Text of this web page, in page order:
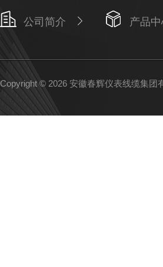
公司简介 产品
Copyright © 2026 安徽春辉仪表线缆集团